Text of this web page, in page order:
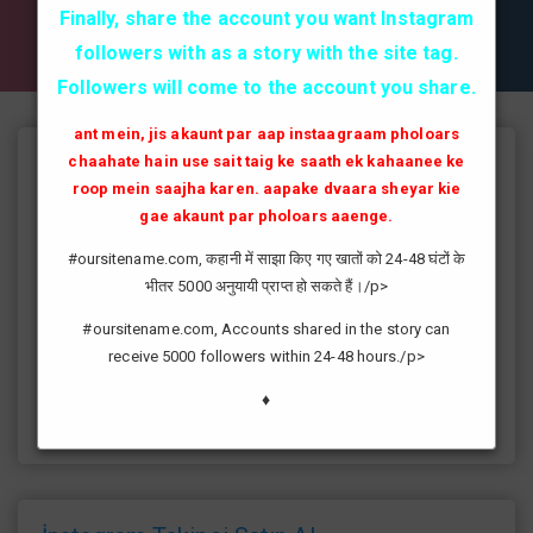
✔✔✔ AKTİF TAKİPCİ SATIN AL ✔✔✔
Instagram Takipçi Hilesi
instagram'da artık yüksek takipçi kasmak eskisi kadar zor değil
fenomen yolunda ilerlemesi daha da kolaylaşmıştır.instagram
fenomeni ne gibi fayda sağlar?öncelikle bir çok kişi meslek
kredilerden her gün yararlanıp sayfanızı yüksek seviyelere
Finally, share the account you want Instagram
followers with as a story with the site tag.
Followers will come to the account you share.
ant mein, jis akaunt par aap instaagraam pholoars
chaahate hain use sait taig ke saath ek kahaanee ke
roop mein saajha karen. aapake dvaara sheyar kie
gae akaunt par pholoars aaenge.
#oursitename.com, कहानी में साझा किए गए खातों को 24-48 घंटों के
भीतर 5000 अनुयायी प्राप्त हो सकते हैं।/p>
#oursitename.com, Accounts shared in the story can
receive 5000 followers within 24-48 hours./p>
♦